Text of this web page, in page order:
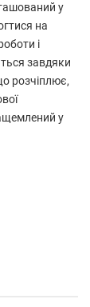
у
на
і
завдяки
розчіплює,
у